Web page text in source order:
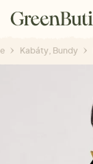
Kabáty, Bundy